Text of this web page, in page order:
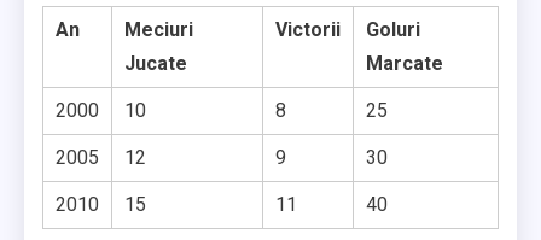
An
Meciuri
Jucate
Victorii
Goluri
Marcate
2000 10 8 25
2005 12 9 30
2010 15 11 40